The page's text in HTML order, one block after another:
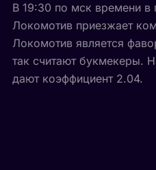
В 19:30 по мск времени в
Локомотив приезжает
Локомотив является
так считают букмекеры.
дают коэффициент 2.04.